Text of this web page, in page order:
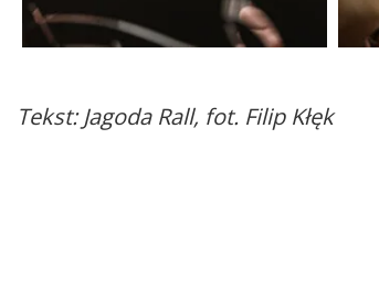
Tekst: Jagoda Rall, fot. Filip Kłęk